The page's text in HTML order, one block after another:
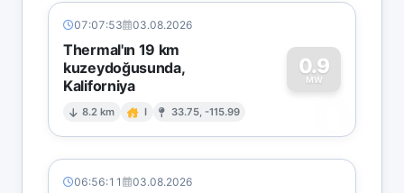
07:07:53 03.08.2026
Thermal'ın 19 km
kuzeydoğusunda,
Kaliforniya
8.2 km I 33.75, -115.99
0.9
MW
0
06:56:11 03.08.2026